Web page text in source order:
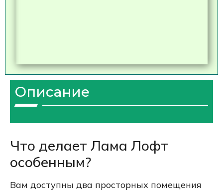
Описание
Что делает Лама Лофт
особенным?
Вам доступны два просторных помещения